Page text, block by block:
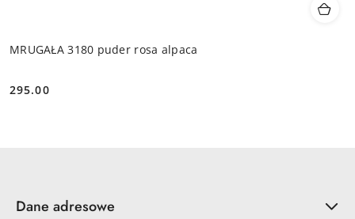
MRUGAŁA 3180 puder rosa alpaca
Cena:
295.00
Dane adresowe